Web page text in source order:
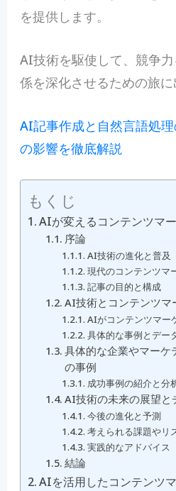
を提供します。
AI技術を駆使して、競争
係を深化させるための旅に
AI記事作成と自然言語処
の影響を徹底解説
もくじ
AIが変えるコンテンツマ
序論
AI技術の進化と普及
現代のコンテンツマ
記事の目的と構成
AI技術とコンテンツマ
AIがコンテンツマー
具体的な事例とデー
具体的な企業やマーケ
の事例
成功事例の紹介と分
AI技術の未来の展望と
今後の進化と予測
考えられる課題やリ
実践的なアドバイス
結論
AIを活用したコンテンツ